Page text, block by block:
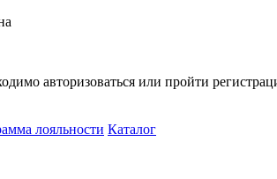
авторизоваться или пройти
лояльности Каталог